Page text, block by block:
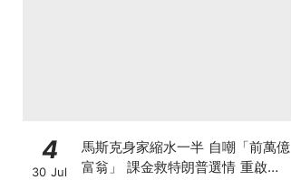
4
30 Jul
馬斯克身家縮水一半 自嘲「前萬億
富翁」 課金救特朗普選情 重啟超